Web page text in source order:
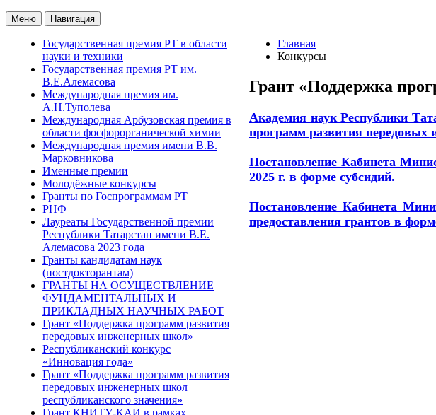
Меню Навигация
Государственная премия РТ в области
науки и техники
Государственная премия РТ им.
В.Е.Алемасова
Международная премия им.
А.Н.Туполева
Международная Арбузовская премия в
области фосфорорганической химии
Международная премия имени В.В.
Марковникова
Именные премии
Молодёжные конкурсы
Гранты по Госпрограммам РТ
РНФ
Лауреаты Государственной премии
Республики Татарстан имени В.Е.
Алемасова 2023 года
Гранты кандидатам наук
(постдокторантам)
ГРАНТЫ НА ОСУЩЕСТВЛЕНИЕ
ФУНДАМЕНТАЛЬНЫХ И
ПРИКЛАДНЫХ НАУЧНЫХ РАБОТ
Грант «Поддержка программ развития
передовых инженерных школ»
Республиканский конкурс
«Инновация года»
Грант «Поддержка программ развития
передовых инженерных школ
республиканского значения»
Грант КНИТУ-КАИ в рамках
Главная
Конкурсы
Грант «Поддержка
Академия наук Республики
программ развития
Постановление Кабинета
2025 г. в форме субсидий.
Постановление Кабинета
предоставления грантов в